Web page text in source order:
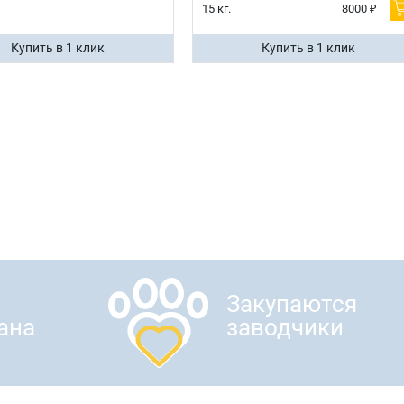
Купить в 1 клик
15 кг. 8000 ₽
Купить в 1 клик
Закупаются
заводчики